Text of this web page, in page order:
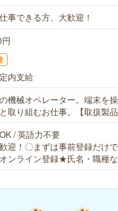
事できる方、大歓迎！
内支給
機械オペレーター。端末を
取り組むお仕事。【取扱製
/ 英語力不要
迎！〇まずは事前登録だけ
ンライン登録★氏名・職種